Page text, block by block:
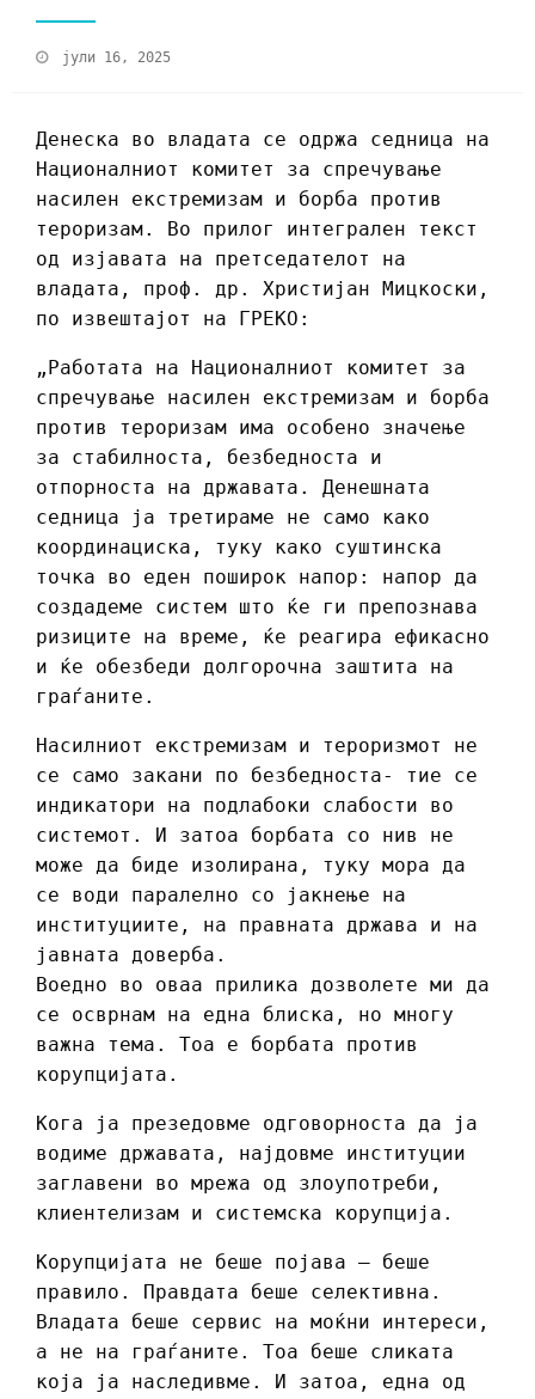
јули 16, 2025
Денеска во владата се одржа седница на
Националниот комитет за спречување
насилен екстремизам и борба против
тероризам. Во прилог интегрален текст
од изјавата на претседателот на
владата, проф. др. Христијан Мицкоски,
по извештајот на ГРЕКО:
„Работата на Националниот комитет за
спречување насилен екстремизам и борба
против тероризам има особено значење
за стабилноста, безбедноста и
отпорноста на државата. Денешната
седница ја третираме не само како
координациска, туку како суштинска
точка во еден поширок напор: напор да
создадеме систем што ќе ги препознава
ризиците на време, ќе реагира ефикасно
и ќе обезбеди долгорочна заштита на
граѓаните.
Насилниот екстремизам и тероризмот не
се само закани по безбедноста- тие се
индикатори на подлабоки слабости во
системот. И затоа борбата со нив не
може да биде изолирана, туку мора да
се води паралелно со јакнење на
институциите, на правната држава и на
јавната доверба.
Воедно во оваа прилика дозволете ми да
се осврнам на една блиска, но многу
важна тема. Тоа е борбата против
корупцијата.
Кога ја презедовме одговорноста да ја
водиме државата, најдовме институции
заглавени во мрежа од злоупотреби,
клиентелизам и системска корупција.
Корупцијата не беше појава – беше
правило. Правдата беше селективна.
Владата беше сервис на моќни интереси,
а не на граѓаните. Тоа беше сликата
која ја наследивме. И затоа, една од